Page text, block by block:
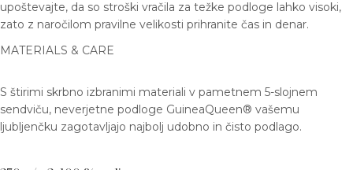
upoštevajte, da so stroški vračila za težke podloge lahko visoki,
zato z naročilom pravilne velikosti prihranite čas in denar.
MATERIALS & CARE
S štirimi skrbno izbranimi materiali v pametnem 5-slojnem
sendviču, neverjetne podloge GuineaQueen® vašemu
ljubljenčku zagotavljajo najbolj udobno in čisto podlago.